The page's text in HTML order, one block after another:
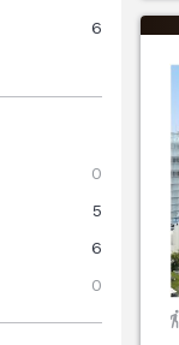
6
0
5
6
0